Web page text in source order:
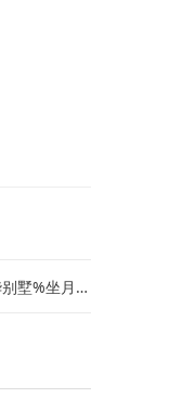
么提倡42天？